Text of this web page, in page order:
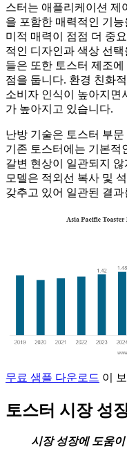
스터는 애플리케이션 제
을 포함한 매력적인 기
미적 매력이 점점 더 중
적인 디자인과 색상 선
들은 또한 토스터 제조
점을 둡니다. 환경 친화
소비자 인식이 높아지면
가 높아지고 있습니다.
난방 기술은 토스터 부
기존 토스터에는 기본적
갈변 현상이 일관되지
모델은 적외선 복사 및
갖추고 있어 일관된 결
무료 샘플 다운로드 이
토스터 시장 성
시장 성장에 도움